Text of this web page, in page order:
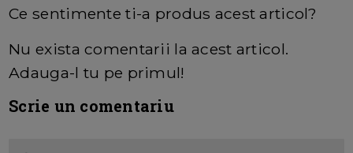
Ce sentimente ti-a produs acest articol?
Nu exista comentarii la acest articol.
Adauga-l tu pe primul!
Scrie un comentariu